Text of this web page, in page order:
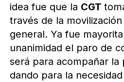
idea fue que la CGT
través de la
general. Ya fue
unanimidad el paro de
será para acompañar la
dando para la